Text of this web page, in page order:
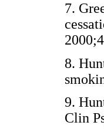
7.
8.
9.
Clin